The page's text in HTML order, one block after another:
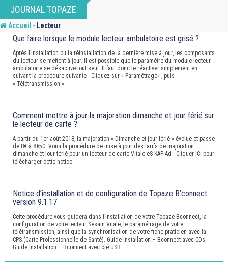
JOURNAL TOPAZE
Accueil - Lecteur
Que faire lorsque le module lecteur ambulatoire est grisé ?
Après l’installation ou la réinstallation de la dernière mise à jour, les composants
du lecteur se mettent à jour. Il est possible que le paramètre du module lecteur
ambulatoire se désactive tout seul. Il faut donc le réactiver simplement en
suivant la procédure suivante : Cliquez sur « Paramétrage« , puis
« Télétransmission »…
Comment mettre à jour la majoration dimanche et jour férié sur
le lecteur de carte ?
A partir du 1er août 2018, la majoration « Dimanche et jour férié » évolue et passe
de 8€ à 8€50. Voici la procédure de mise à jour des tarifs de majoration
dimanche et jour férié pour un lecteur de carte Vitale eS-KAP-Ad : Cliquer ICI pour
télécharger cette notice…
Notice d’installation et de configuration de Topaze B’connect
version 9.1.17
Cette procédure vous guidera dans l’installation de votre Topaze Bconnect, la
configuration de votre lecteur Sesam Vitale, le paramétrage de votre
télétransmission, ainsi que la synchronisation de votre fiche praticien avec la
CPS (Carte Professionnelle de Santé). Guide Installation – Bconnect avec CDs.
Guide Installation – Bconnect avec clé USB.